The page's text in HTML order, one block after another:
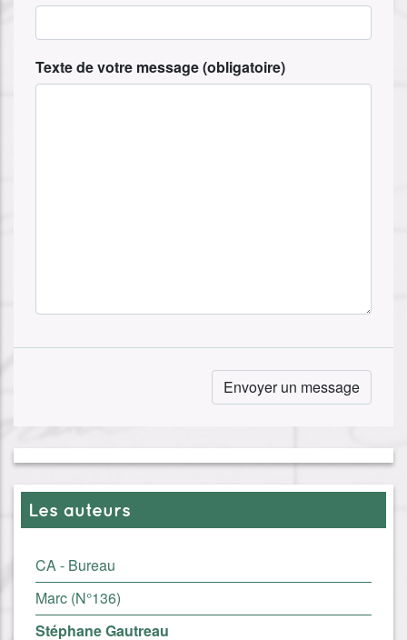
Texte de votre message (obligatoire)
Les auteurs
CA - Bureau
Marc (N°136)
Stéphane Gautreau